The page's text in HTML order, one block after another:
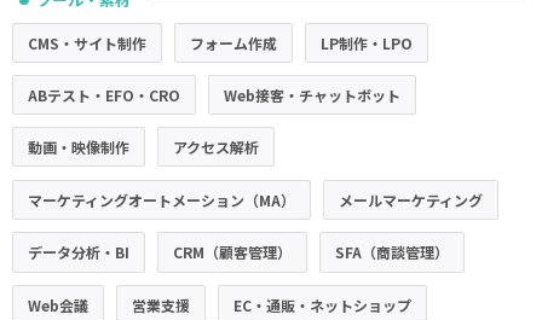
CMS・サイト制作 フォーム作成 LP制作・LPO
ABテスト・EFO・CRO Web接客・チャットボット
動画・映像制作 アクセス解析
マーケティングオートメーション（MA） メールマーケティング
データ分析・BI CRM（顧客管理） SFA（商談管理）
Web会議 営業支援 EC・通販・ネットショップ